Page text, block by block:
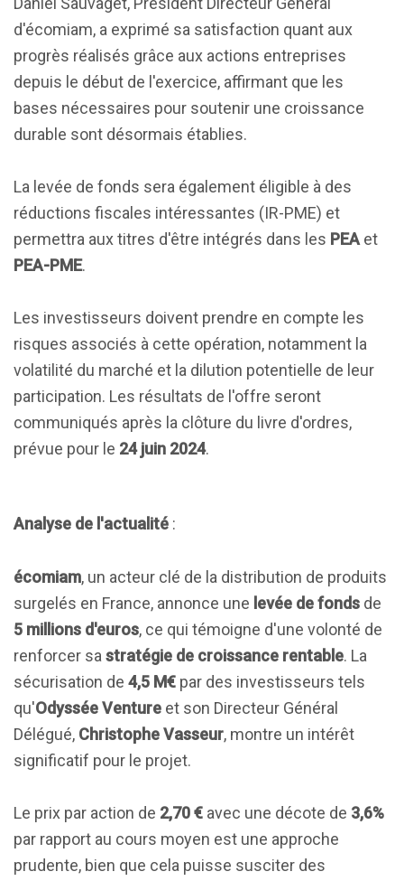
d'écomiam, a exprimé sa satisfaction quant aux
progrès réalisés grâce aux actions entreprises
depuis le début de l'exercice, affirmant que les
bases nécessaires pour soutenir une croissance
durable sont désormais établies.
La levée de fonds sera également éligible à des
réductions fiscales intéressantes (IR-PME) et
permettra aux titres d'être intégrés dans les PEA et
PEA-PME.
Les investisseurs doivent prendre en compte les
risques associés à cette opération, notamment la
volatilité du marché et la dilution potentielle de leur
participation. Les résultats de l'offre seront
communiqués après la clôture du livre d'ordres,
prévue pour le 24 juin 2024.
Analyse de l'actualité :
écomiam, un acteur clé de la distribution de produits
surgelés en France, annonce une levée de fonds de
5 millions d'euros, ce qui témoigne d'une volonté de
renforcer sa stratégie de croissance rentable. La
sécurisation de 4,5 M€ par des investisseurs tels
qu'Odyssée Venture et son Directeur Général
Délégué, Christophe Vasseur, montre un intérêt
significatif pour le projet.
Le prix par action de 2,70 € avec une décote de 3,6%
par rapport au cours moyen est une approche
prudente, bien que cela puisse susciter des